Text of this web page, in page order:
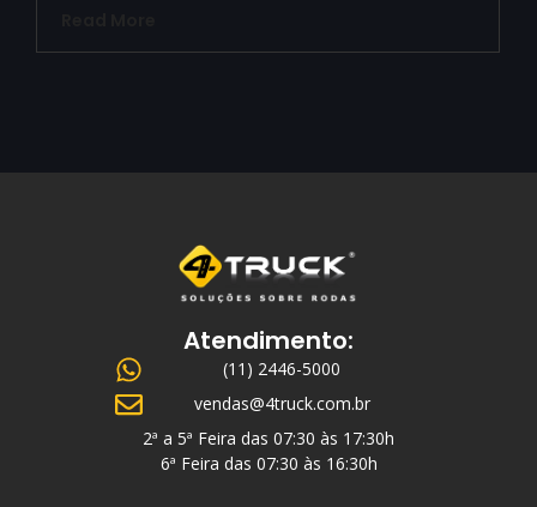
Atendimento:
(11) 2446-5000
vendas@4truck.com.br
2ª a 5ª Feira das 07:30 às 17:30h
6ª Feira das 07:30 às 16:30h